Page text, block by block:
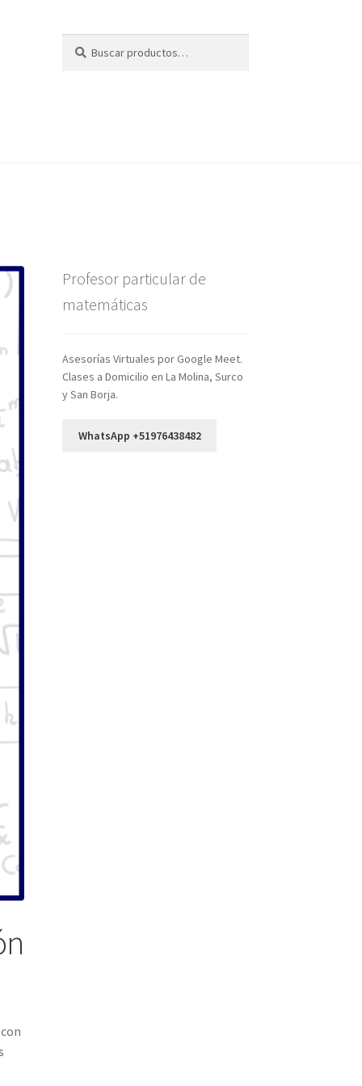
por:
con
Profesor particular de
matemáticas
Asesorías Virtuales por Google Meet.
Clases a Domicilio en La Molina, Surco
y San Borja.
WhatsApp +51976438482